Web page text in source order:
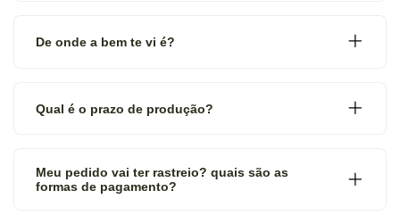
De onde a bem te vi é?
Qual é o prazo de produção?
Meu pedido vai ter rastreio? quais são as
formas de pagamento?